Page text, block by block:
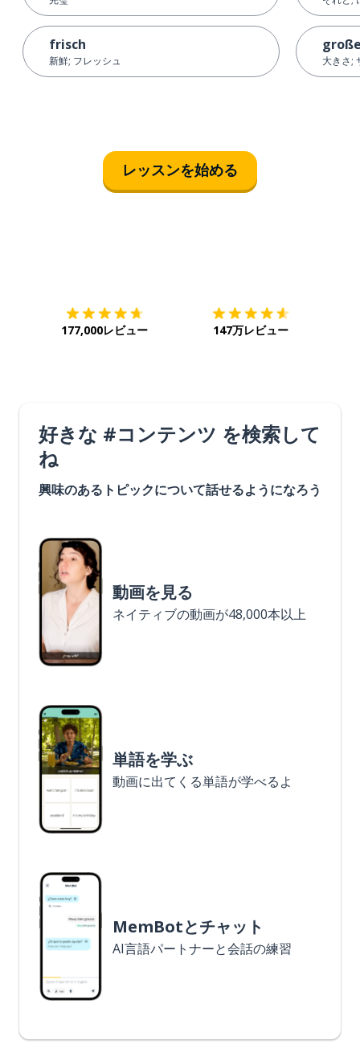
frisch
新鮮; フレッシュ 大きさ;
レッスンを始める
177,000レビュー 147万レビュー
好きな #コンテンツ を検索して
ね
興味のあるトピックについて話せるようになろう
動画を見る
ネイティブの動画が48,000本以上
単語を学ぶ
動画に出てくる単語が学べるよ
MemBotとチャット
AI言語パートナーと会話の練習